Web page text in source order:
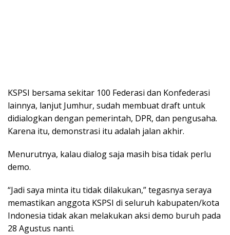
KSPSI bersama sekitar 100 Federasi dan Konfederasi
lainnya, lanjut Jumhur, sudah membuat draft untuk
didialogkan dengan pemerintah, DPR, dan pengusaha.
Karena itu, demonstrasi itu adalah jalan akhir.
Menurutnya, kalau dialog saja masih bisa tidak perlu
demo.
“Jadi saya minta itu tidak dilakukan,” tegasnya seraya
memastikan anggota KSPSI di seluruh kabupaten/kota
Indonesia tidak akan melakukan aksi demo buruh pada
28 Agustus nanti.